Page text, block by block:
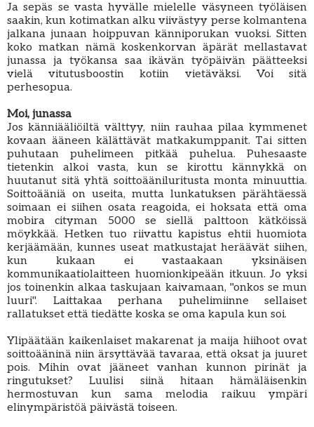
Ja sepäs se vasta hyvälle mielelle väsyneen työläisen
saakin, kun kotimatkan alku viivästyy perse kolmantena
jalkana junaan hoippuvan känniporukan vuoksi. Sitten
koko matkan nämä koskenkorvan äpärät mellastavat
junassa ja työkansa saa ikävän työpäivän päätteeksi
vielä vitutusboostin kotiin vietäväksi. Voi sitä
perhesopua.
Moi, junassa
Jos känniääliöiltä välttyy, niin rauhaa pilaa kymmenet
kovaan ääneen kälättävät matkakumppanit. Tai sitten
puhutaan puhelimeen pitkää puhelua. Puhesaaste
tietenkin alkoi vasta, kun se kirottu kännykkä on
huutanut sitä yhtä soittoääniluritusta monta minuuttia.
Soittoääniä on useita, mutta lunkatuksen pärähtäessä
soimaan ei siihen osata reagoida, ei hoksata että oma
mobira cityman 5000 se siellä palttoon kätköissä
möykkää. Hetken tuo riivattu kapistus ehtii huomiota
kerjäämään, kunnes useat matkustajat heräävät siihen,
kun kukaan ei vastaakaan yksinäisen
kommunikaatiolaitteen huomionkipeään itkuun. Jo yksi
jos toinenkin alkaa taskujaan kaivamaan, "onkos se mun
luuri". Laittakaa perhana puhelimiinne sellaiset
rallatukset että tiedätte koska se oma kapula kun soi.
Ylipäätään kaikenlaiset makarenat ja maija hiihoot ovat
soittoääninä niin ärsyttävää tavaraa, että oksat ja juuret
pois. Mihin ovat jääneet vanhan kunnon pirinät ja
ringutukset? Luulisi siinä hitaan hämäläisenkin
hermostuvan kun sama melodia raikuu ympäri
elinympäristöä päivästä toiseen.